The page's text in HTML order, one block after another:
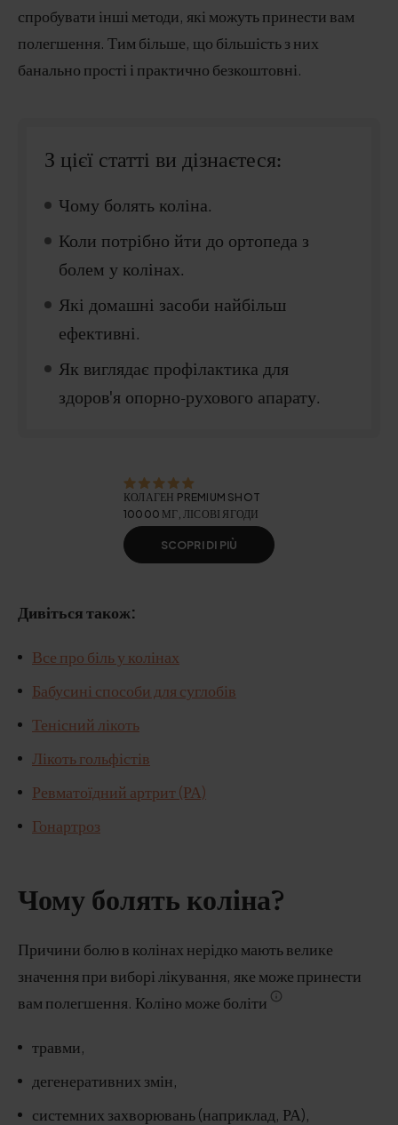
спробувати інші методи, які можуть принести вам
полегшення. Тим більше, що більшість з них
банально прості і практично безкоштовні.
З цієї статті ви дізнаєтеся:
Чому болять коліна.
Коли потрібно йти до ортопеда з
болем у колінах.
Які домашні засоби найбільш
ефективні.
Як виглядає профілактика для
здоров'я опорно-рухового апарату.
КОЛАГЕН PREMIUM SHOT
10000 МГ, ЛІСОВІ ЯГОДИ
SCOPRI DI PIÙ
Дивіться також:
Все про біль у колінах
Бабусині способи для суглобів
Тенісний лікоть
Лікоть гольфістів
Ревматоїдний артрит (РА)
Гонартроз
Чому болять коліна?
Причини болю в колінах нерідко мають велике
значення при виборі лікування, яке може принести
вам полегшення. Коліно може боліти
травми,
дегенеративних змін,
системних захворювань (наприклад, РА),